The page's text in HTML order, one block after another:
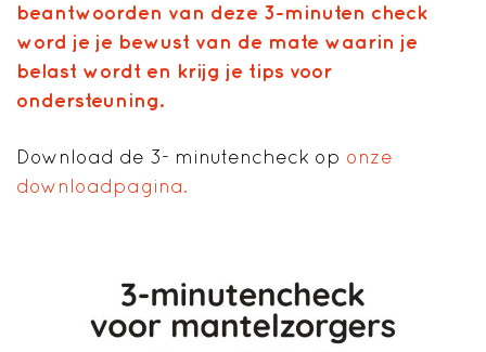
beantwoorden van deze 3-minuten check
word je je bewust van de mate waarin je
belast wordt en krijg je tips voor
ondersteuning.
Download de 3- minutencheck op onze
downloadpagina.